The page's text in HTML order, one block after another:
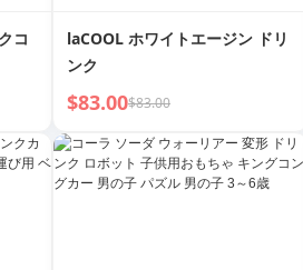
コ
laCOOL ホワイトエージン ドリ
ンク
$83.00$83.00